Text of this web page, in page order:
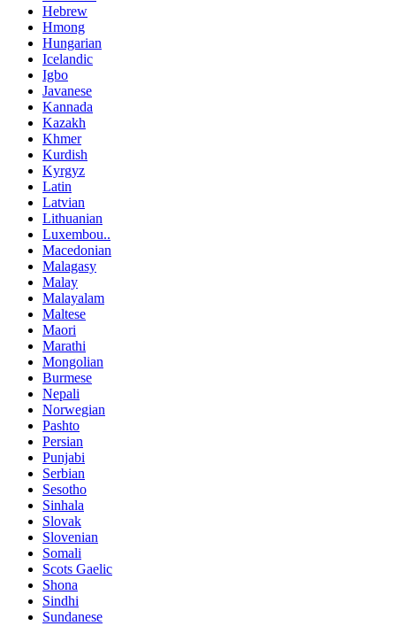
Hebrew
Hmong
Hungarian
Icelandic
Igbo
Javanese
Kannada
Kazakh
Khmer
Kurdish
Kyrgyz
Latin
Latvian
Lithuanian
Luxembou..
Macedonian
Malagasy
Malay
Malayalam
Maltese
Maori
Marathi
Mongolian
Burmese
Nepali
Norwegian
Pashto
Persian
Punjabi
Serbian
Sesotho
Sinhala
Slovak
Slovenian
Somali
Scots Gaelic
Shona
Sindhi
Sundanese